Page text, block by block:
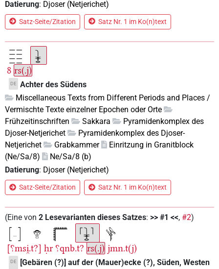
Datierung: Djoser (Netjerichet)
Satz-Seite/Zitation Satz Nr. 1 im Ko(n)text
8 rs(.j)
DE Achter des Südens
Miscellaneous Texts from Different Periods and Places /
Vermischte Texte einzelner Epochen oder Orte
Frühzeitinschriften
Sakkara
Pyramidenkomplex des
Djoser-Netjerichet
Pyramidenkomplex des Djoser-
Netjerichet
Grabkammer
Einritzung in Granitblock
(Ne/Sa/8)
Ne/Sa/8 (b)
Datierung: Djoser (Netjerichet)
Satz-Seite/Zitation Satz Nr. 1 im Ko(n)text
(Eine von 2 Lesevarianten dieses Satzes: >> #1 <<, #2)
[⸮msi̯.t?] ḥr ⸮qnb.t? rs(.j) jmn.t(j)
DE
[Gebären (?)] auf der (Mauer)ecke (?), Süden, Westen